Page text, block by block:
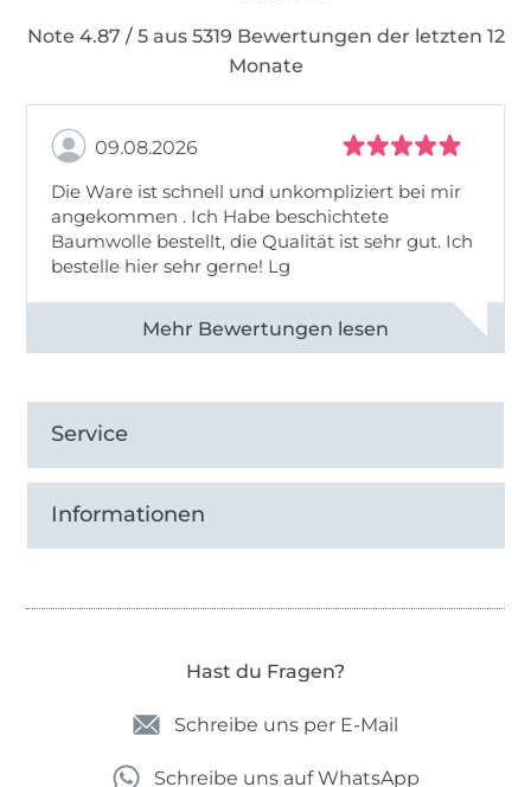
Note 4.87 / 5 aus 5319 Bewertungen der letzten 12
Monate
09.08.2026
Die Ware ist schnell und unkompliziert bei mir
angekommen . Ich Habe beschichtete
Baumwolle bestellt, die Qualität ist sehr gut. Ich
bestelle hier sehr gerne! Lg
Alle 83031 Bewertungen ansehen
Service
Informationen
Hast du Fragen?
Schreibe uns per E-Mail
Schreibe uns auf WhatsApp